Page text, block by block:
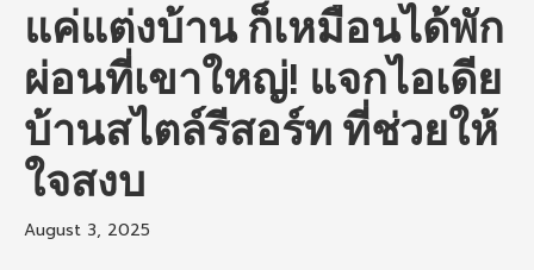
แค่แต่งบ้าน ก็เหมือนได้พัก
ผ่อนที่เขาใหญ่! แจกไอเดีย
บ้านสไตล์รีสอร์ท ที่ช่วยให้
ใจสงบ
August 3, 2025